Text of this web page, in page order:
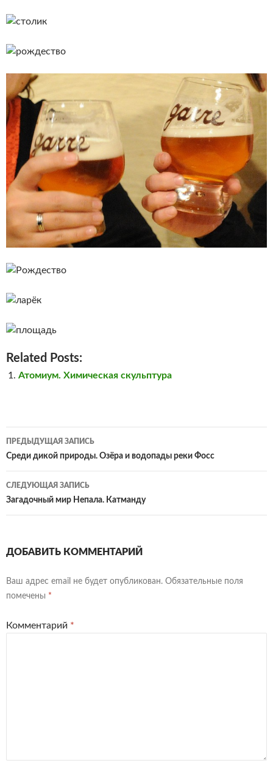
Related Posts:
Атомиум. Химическая скульптура
Навигация
по
записям
ПРЕДЫДУЩАЯ ЗАПИСЬ
Среди дикой природы. Озёра и водопады реки Фосс
СЛЕДУЮЩАЯ ЗАПИСЬ
Загадочный мир Непала. Катманду
ДОБАВИТЬ КОММЕНТАРИЙ
Ваш адрес email не будет опубликован. Обязательные поля
помечены *
Комментарий *